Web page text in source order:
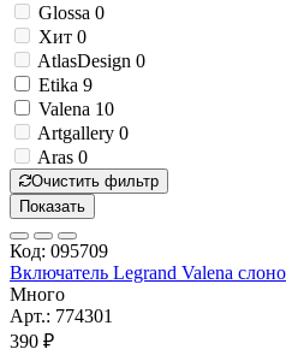
Glossa 0
Хит 0
AtlasDesign 0
Etika 9
Valena 10
Artgallery 0
Aras 0
Очистить фильтр
Показать
Код: 095709
Включатель Legrand Valena
Много
Арт.: 774301
390 ₽